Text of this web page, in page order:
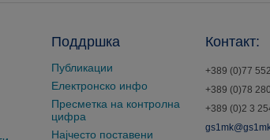
Поддршка
Публикации
Електронско инфо
Пресметка на контролна
цифра
Најчесто поставени
Контакт:
+389 (0)77
+389 (0)78
+389 (0)2 3